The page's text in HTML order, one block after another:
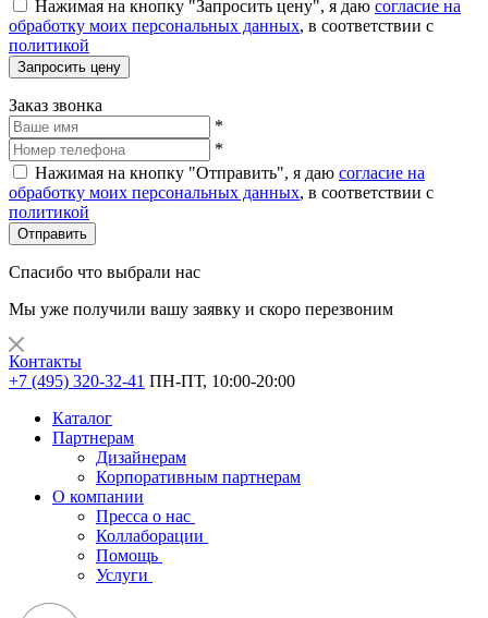
Нажимая на кнопку "Запросить цену", я даю согласие на
обработку моих персональных данных, в соответствии с
политикой
Запросить цену
Заказ звонка
*
*
Нажимая на кнопку "Отправить", я даю согласие на
обработку моих персональных данных, в соответствии с
политикой
Отправить
Спасибо что выбрали нас
Мы уже получили вашу заявку и скоро перезвоним
Контакты
+7 (495) 320-32-41 ПН-ПТ, 10:00-20:00
Каталог
Партнерам
Дизайнерам
Корпоративным партнерам
О компании
Пресса о нас
Коллаборации
Помощь
Услуги